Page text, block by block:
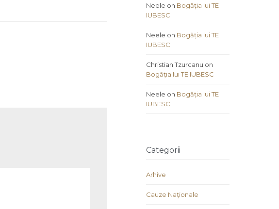
Neele on Bogăția lui TE
IUBESC
Neele on Bogăția lui TE
IUBESC
Christian Tzurcanu on
Bogăția lui TE IUBESC
Neele on Bogăția lui TE
IUBESC
Categorii
Arhive
Cauze Naţionale